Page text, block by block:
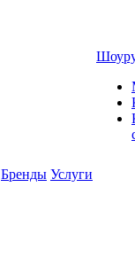
Бренды Услуги